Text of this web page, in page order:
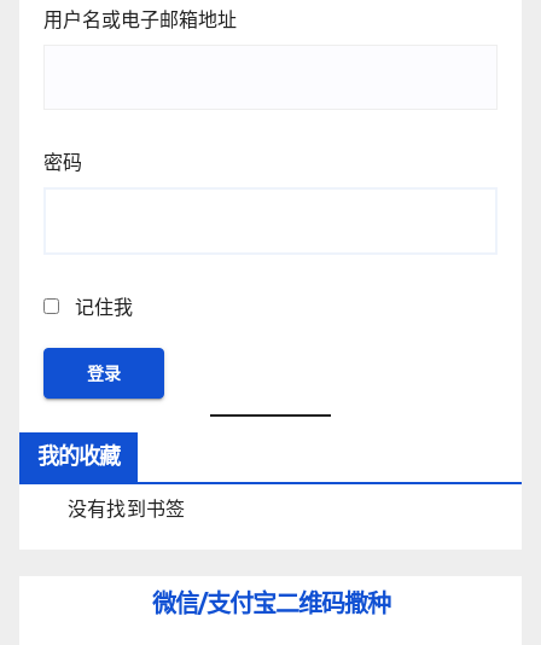
用户名或电子邮箱地址
密码
记住我
我的收藏
没有找到书签
微信/支付宝二维码撒种